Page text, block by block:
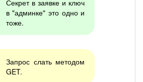
Секрет в заявке и ключ
в "админке" это одно и
тоже.
Запрос слать методом
GET.